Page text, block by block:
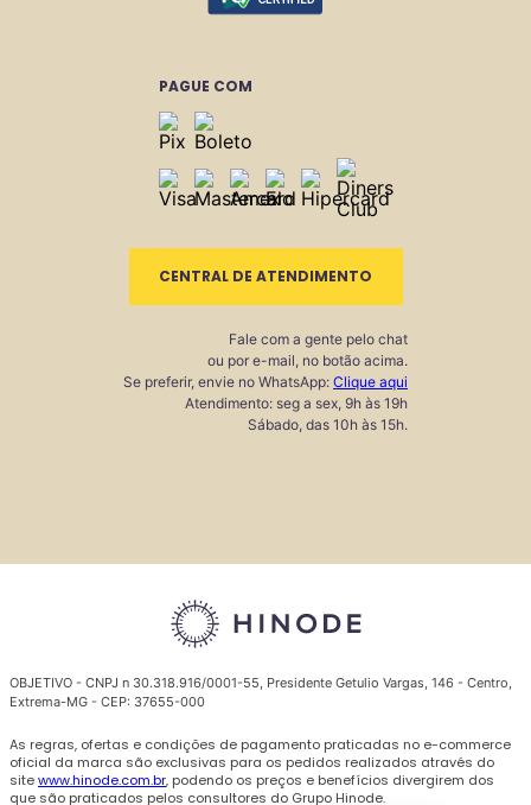
PAGUE COM
CENTRAL DE ATENDIMENTO
Fale com a gente pelo chat
ou por e-mail, no botão acima.
Se preferir, envie no WhatsApp: Clique aqui
Atendimento: seg a sex, 9h às 19h
Sábado, das 10h às 15h.
OBJETIVO - CNPJ n 30.318.916/0001-55, Presidente Getulio Vargas, 146 - Centro,
Extrema-MG - CEP: 37655-000
As regras, ofertas e condições de pagamento praticadas no e-commerce
oficial da marca são exclusivas para os pedidos realizados através do
sitewww.hinode.com.br, podendo os preços e benefícios divergirem dos
que são praticados pelos consultores do Grupo Hinode.